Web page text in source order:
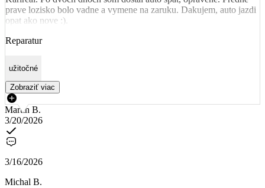
prave lozisko bolo vadne a vymene na zaruku. Dakujem, auto jazdi
opat ako nove :).
Reparatur
užitočné
Zobraziť viac
Martin B.
3/20/2026
3/16/2026
Michal B.